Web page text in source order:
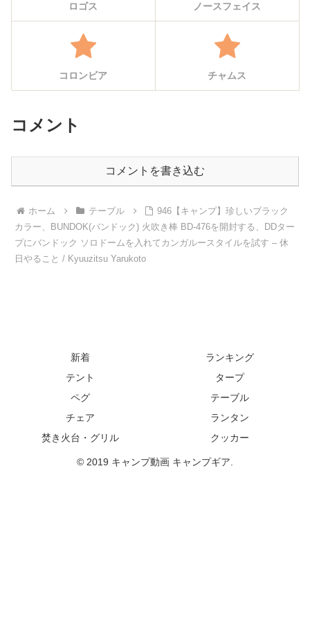
ロゴス ノースフェイス
コロンビア チャムス
コメント
コメントを書き込む
ホーム テーブル
946【キャンプ】珍しいブラック
カラー、BUNDOK(バンドック) 火吹き棒 BD-476を開封する、DDター
プにバンドック ソロドームを入れてカンガルースタイルを試す – 休
日やること / Kyuuzitsu Yarukoto
新着
ランキング
テント
タープ
ペグ
テーブル
チェア
ランタン
焚き火台・グリル
クッカー
© 2019 キャンプ動画 キャンプギア.